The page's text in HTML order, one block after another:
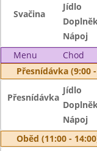
Svačina
Jídlo
Nápoj
Menu
Chod
Přesnídávka (9:00
Přesnídávka
Jídlo
Nápoj
Oběd (11:00 -